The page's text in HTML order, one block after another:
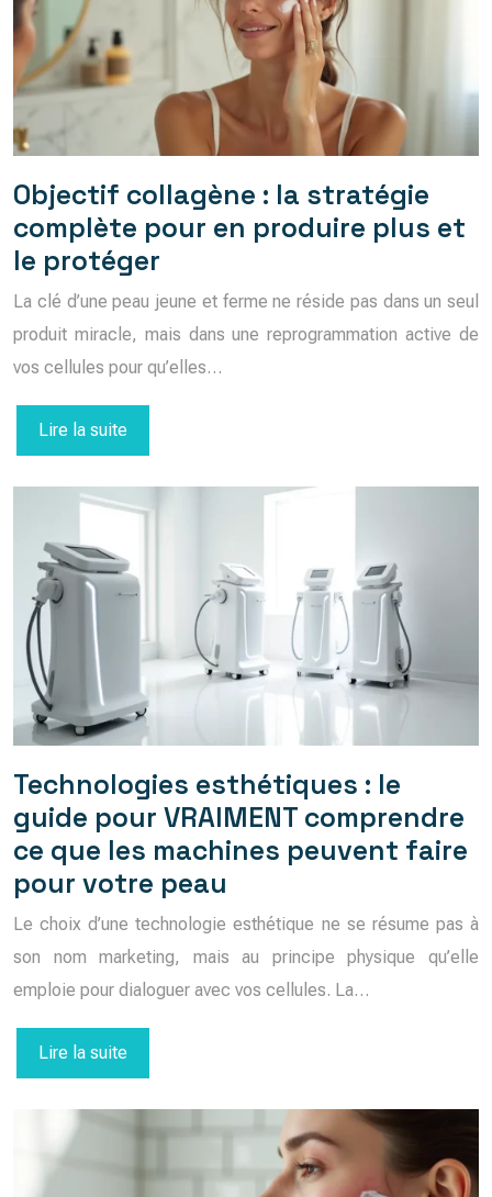
Objectif collagène : la stratégie
complète pour en produire plus et
le protéger
La clé d’une peau jeune et ferme ne réside pas dans un seul
produit miracle, mais dans une reprogrammation active de
vos cellules pour qu’elles…
Lire la suite
Technologies esthétiques : le
guide pour VRAIMENT comprendre
ce que les machines peuvent faire
pour votre peau
Le choix d’une technologie esthétique ne se résume pas à
son nom marketing, mais au principe physique qu’elle
emploie pour dialoguer avec vos cellules. La…
Lire la suite